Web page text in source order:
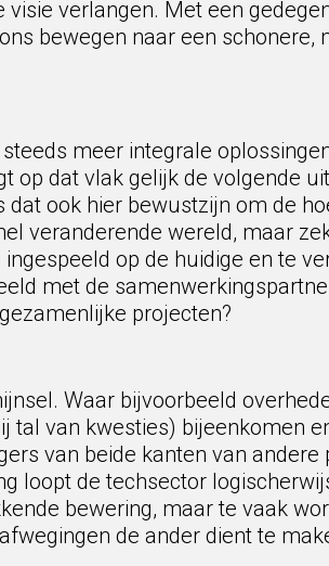
verlangen. Met een
bewegen naar een schonere,
meer integrale
op dat vlak gelijk de volgende
ook hier bewustzijn om de
veranderende wereld, maar
op de huidige en te
met de
projecten?
Waar bijvoorbeeld
tal van kwesties) bijeenkomen
van beide kanten van andere
loopt de techsector
bewering, maar te vaak
de ander dient te